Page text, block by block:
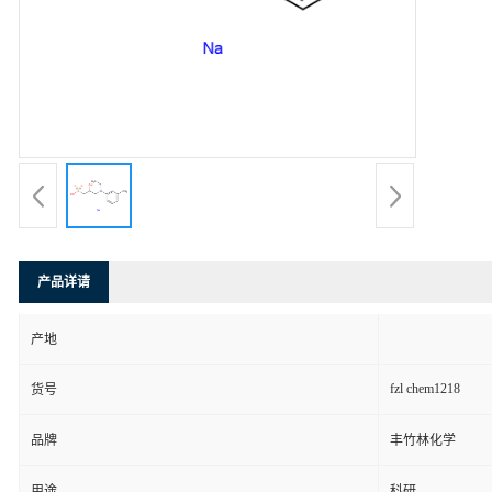
产品详请
产地
货号 fzl chem1218
品牌 丰竹林化学